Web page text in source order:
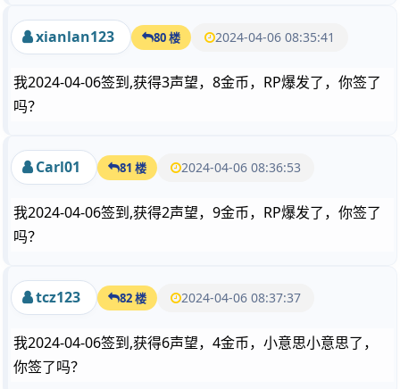
xianlan123 80 楼 2024-04-06 08:35:41
我2024-04-06签到,获得3声望，8金币，RP爆发了，你签了
吗？
Carl01 81 楼 2024-04-06 08:36:53
我2024-04-06签到,获得2声望，9金币，RP爆发了，你签了
吗？
tcz123 82 楼 2024-04-06 08:37:37
我2024-04-06签到,获得6声望，4金币，小意思小意思了，
你签了吗？